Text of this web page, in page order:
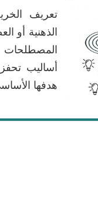
تعريف
الذهنية أو
المصطلحات
أساليب
هدفها